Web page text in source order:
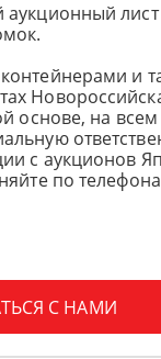
лист
и
основе, на
с аукционов
по
С НАМИ